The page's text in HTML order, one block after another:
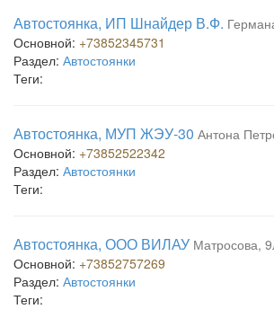
Автостоянка, ИП Шнайдер В.Ф.
Основной: +73852345731
Раздел: Автостоянки
Теги:
Автостоянка, МУП ЖЭУ-30 Антона
Основной: +73852522342
Раздел: Автостоянки
Теги:
Автостоянка, ООО ВИЛАУ Матросова,
Основной: +73852757269
Раздел: Автостоянки
Теги: